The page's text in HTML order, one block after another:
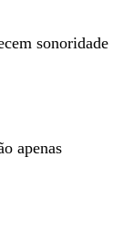
sonoridade
apenas